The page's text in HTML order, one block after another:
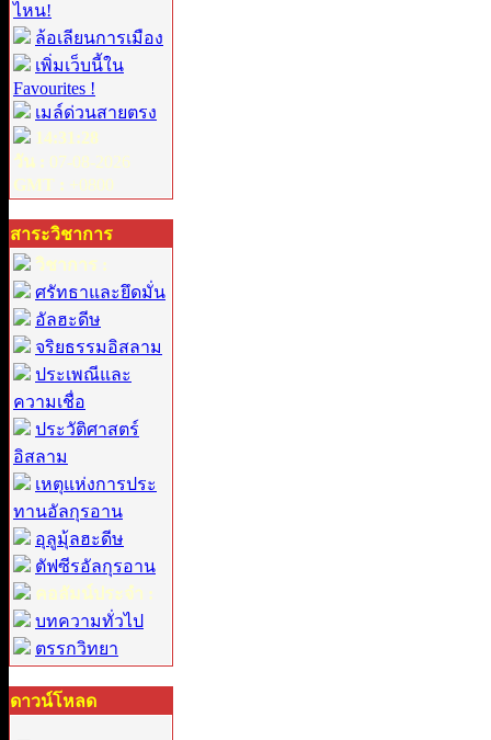
ไหน!
ล้อเลียนการเมือง
เพิ่มเว็บนี้ใน
Favourites !
เมล์ด่วนสายตรง
14:31:28
วัน : 07-08-2026
GMT : +0800
สาระวิชาการ
วิชาการ :
ศรัทธาและยึดมั่น
อัลฮะดีษ
จริยธรรมอิสลาม
ประเพณีและ
ความเชื่อ
ประวัติศาสตร์
อิสลาม
เหตุแห่งการประ
ทานอัลกุรอาน
อุลูมุ้ลฮะดีษ
ตัฟซีรอัลกุรอาน
คอลัมน์ประจำ :
บทความทั่วไป
ตรรกวิทยา
ดาวน์โหลด